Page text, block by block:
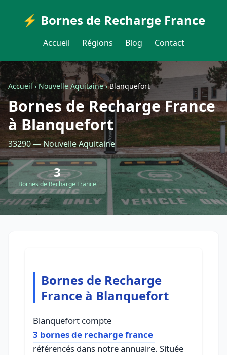
⚡ Bornes de Recharge France
Accueil Régions Blog Contact
Accueil›Nouvelle Aquitaine›Blanquefort
Bornes de Recharge France
à Blanquefort
33290 — Nouvelle Aquitaine
3
Bornes de Recharge France
Bornes de Recharge
France à Blanquefort
Blanquefort compte
3 bornes de recharge france
référencés dans notre annuaire. Située